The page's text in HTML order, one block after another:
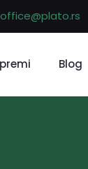
office@plato.rs
Blog